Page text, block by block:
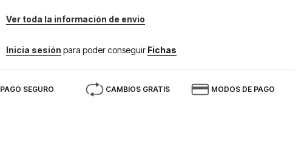
Ver toda la información de envio
Inicia sesión para poder conseguir Fichas
PAGO SEGURO CAMBIOS GRATIS MODOS DE PAGO